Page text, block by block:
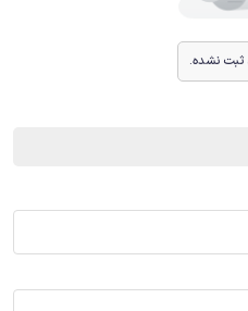
ثبت نشده.